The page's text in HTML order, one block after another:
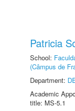
Patricia
School:
(Câmpus de
Department:
Academic
title: MS-5.1